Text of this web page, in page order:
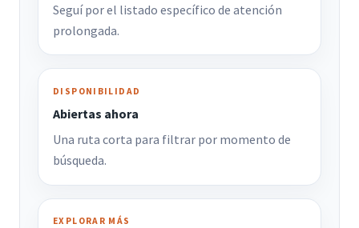
Seguí por el listado específico de atención
prolongada.
DISPONIBILIDAD
Abiertas ahora
Una ruta corta para filtrar por momento de
búsqueda.
EXPLORAR MÁS